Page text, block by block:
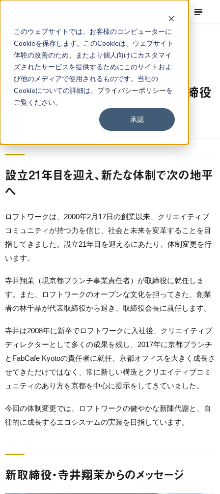
このウェブサイトでは、お客様のコンピューターに
Cookieを保存します。このCookieは、ウェブサイト
体験の改善のため、またより個人向けにカスタマイ
ズされたサービスを提供するためにこのサイトおよ
び他のメディアで使用されるものです。当社の
Cookieについての詳細は、 プライバシーポリシーを
ご覧ください。
承認
NEWS Corporate Topics 2021.02.17
新体制のお知らせ：寺井翔茉が取締役
に就任します
設立21年目を迎え、新たな体制で次の地平
へ
ロフトワークは、2000年2月17日の創業以来、クリエイティブ
コミュニティが持つ力を信じ、社会と未来を変革することを目
指してきました。設立21年目を迎えるにあたり、体制変更を行
います。
寺井翔茉（現京都ブランチ事業責任者） が取締役に就任しま
す。また、ロフトワークのオープンな文化を担ってきた、創業
者の林千晶が代表取締役から退き、取締役会長に就任します。
寺井は2008年に新卒でロフトワークに入社後、クリエイティブ
ディレクターとして多くの成果を残し、2017年に京都ブランチ
とFabCafe Kyotoの責任者に就任、京都オフィスを大きく成長さ
せてきただけではなく、常に新しい構造とクリエイティブコミ
ュニティのあり方を京都を中心に提示をしてきていました。
今回の体制変更では、ロフトワークの健やかな新陳代謝と、自
律的に成長するエコシステムの実装を目指しています。
新取締役・寺井翔茉からのメッセージ